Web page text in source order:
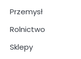
Przemysł
Rolnictwo
Sklepy